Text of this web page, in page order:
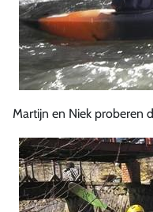
Martijn en Niek proberen